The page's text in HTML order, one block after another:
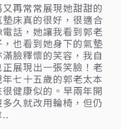
又再常常展現她甜甜的
床真的很好，很適合
話，她讓我看到郭老
也看到她身下的氣墊
臉釋懷的笑容，我自
展現出一張笑臉！老
七十五歲的郭老太本
健康似的。早兩年開
久就改用輪椅，但仍